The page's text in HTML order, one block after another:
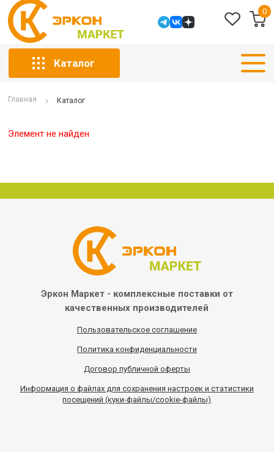
0
Каталог
Главная Каталог
Элемент не найден
Эркон Маркет - комплексные поставки от
качественных производителей
Пользовательское соглашение
Политика конфиденциальности
Договор публичной оферты
Информация о файлах для сохранения настроек и статистики
посещений (куки-файлы/cookie-файлы)